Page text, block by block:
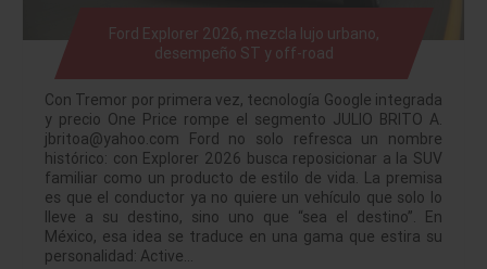
Ford Explorer 2026, mezcla lujo urbano,
desempeño ST y off-road
Con Tremor por primera vez, tecnología Google integrada
y precio One Price rompe el segmento JULIO BRITO A.
jbritoa@yahoo.com Ford no solo refresca un nombre
histórico: con Explorer 2026 busca reposicionar a la SUV
familiar como un producto de estilo de vida. La premisa
es que el conductor ya no quiere un vehículo que solo lo
lleve a su destino, sino uno que “sea el destino”. En
México, esa idea se traduce en una gama que estira su
personalidad: Active…